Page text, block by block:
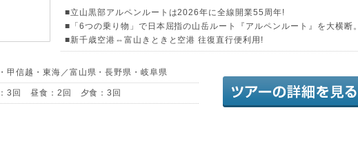
■立山黒部アルペンルートは2026年に全線開業55周年!
■「6つの乗り物」で日本屈指の山岳ルート『アルペンルート』を大横断。
■新千歳空港⇔富山きときと空港 往復直行便利用!
甲信越・東海／富山県・長野県・岐阜県
3回 昼食：2回 夕食：3回